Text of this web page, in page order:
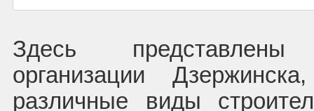
Здесь представлены
организации
различные виды